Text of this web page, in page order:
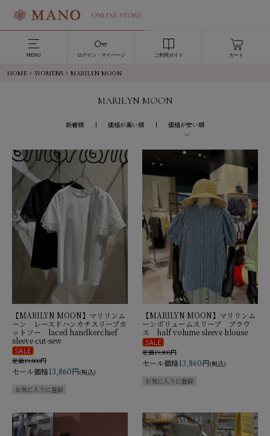
MENU ログイン・マイページ ご利用ガイド カート
HOME > WOMENS > MARILYN MOON
MARILYN MOON
価格が安い順
価格が高い順
新着順
【MARILYN MOON】マリリンム
ーン レースドハンカチスリーブカ
ットソー laced handkerchief
sleeve cut-sew
定価19,800円
セール価格13,860円(税込)
【MARILYN MOON】マリリンム
ーンボリュームスリーブ ブラウ
ス half volume sleeve blouse
定価19,800円
セール価格13,860円(税込)